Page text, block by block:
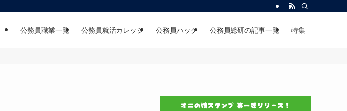
公務員職業一覧 公務員就活カレッジ 公務員ハック 公務員総研の記事一覧 特集